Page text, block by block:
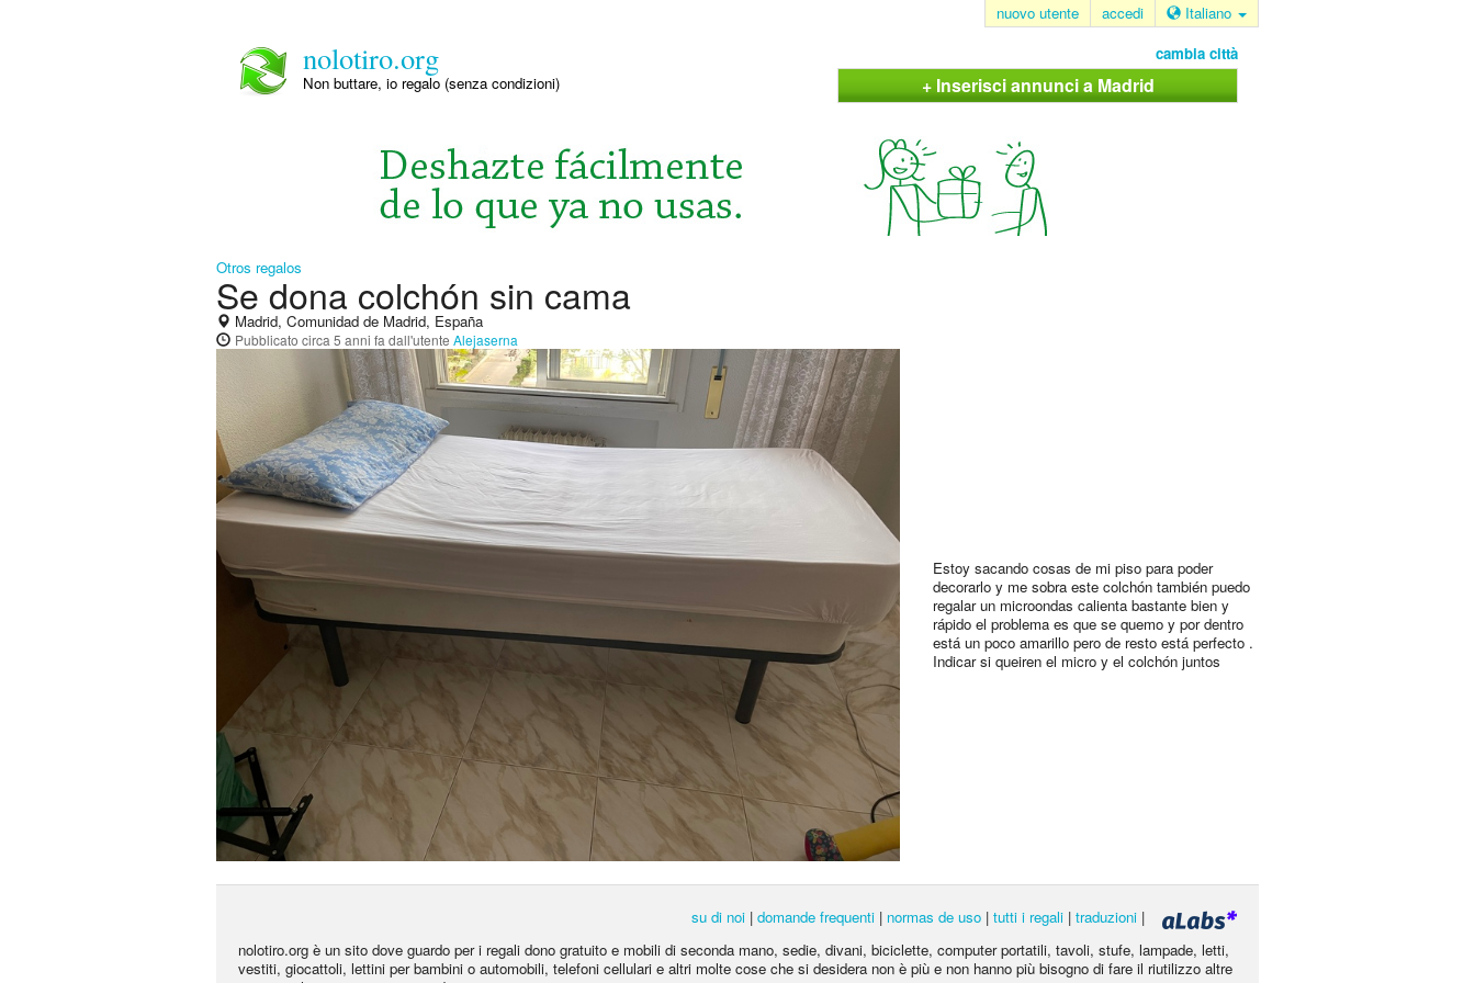
nuovo utente accedi Italiano
nolotiro.org
Non buttare, io regalo (senza condizioni)
cambia città
+ Inserisci annunci a Madrid
Otros regalos
Se dona colchón sin cama
Madrid, Comunidad de Madrid, España
Pubblicato circa 5 anni fa dall'utente Alejaserna
Estoy sacando cosas de mi piso para poder
decorarlo y me sobra este colchón también puedo
regalar un microondas calienta bastante bien y
rápido el problema es que se quemo y por dentro
está un poco amarillo pero de resto está perfecto .
Indicar si queiren el micro y el colchón juntos
su di noi | domande frequenti | normas de uso | tutti i regali | traduzioni |
nolotiro.org è un sito dove guardo per i regali dono gratuito e mobili di seconda mano, sedie, divani, biciclette, computer portatili, tavoli, stufe, lampade, letti,
vestiti, giocattoli, lettini per bambini o automobili, telefoni cellulari e altri molte cose che si desidera non è più e non hanno più bisogno di fare il riutilizzo altre